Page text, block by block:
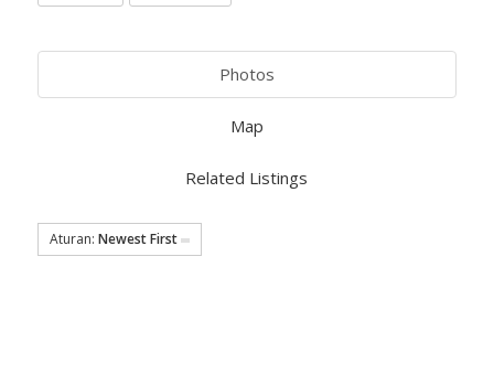
Photos
Map
Related Listings
Aturan: Newest First